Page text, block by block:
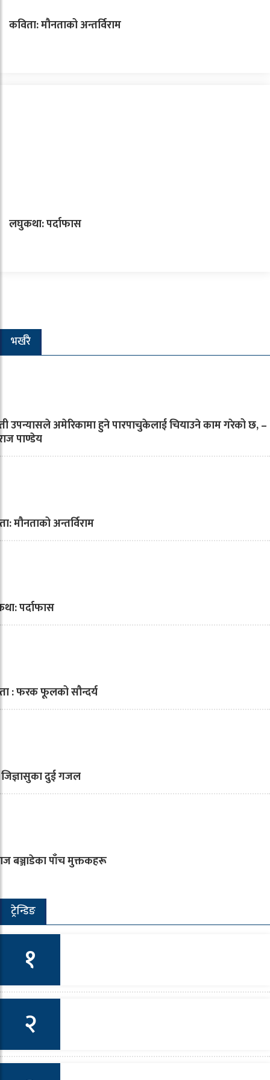
कविता: मौनताको अन्तर्विराम
लघुकथा: पर्दाफास
भर्खरै
उपन्यासले अमेरिकामा हुने पारपाचुकेलाई चियाउने काम गरेको छ, –
पाण्डेय
मौनताको अन्तर्विराम
पर्दाफास
: फरक फूलको सौन्दर्य
दुई गजल
बञ्जाडेका पाँच मुक्तकहरू
ट्रेन्डिङ
१
महानगरको नेतृत्व हाँक्न तम्तयार गंगाधर पराजुली (नेपाली
आसन्न १४औँ महाधिवेशन)
२